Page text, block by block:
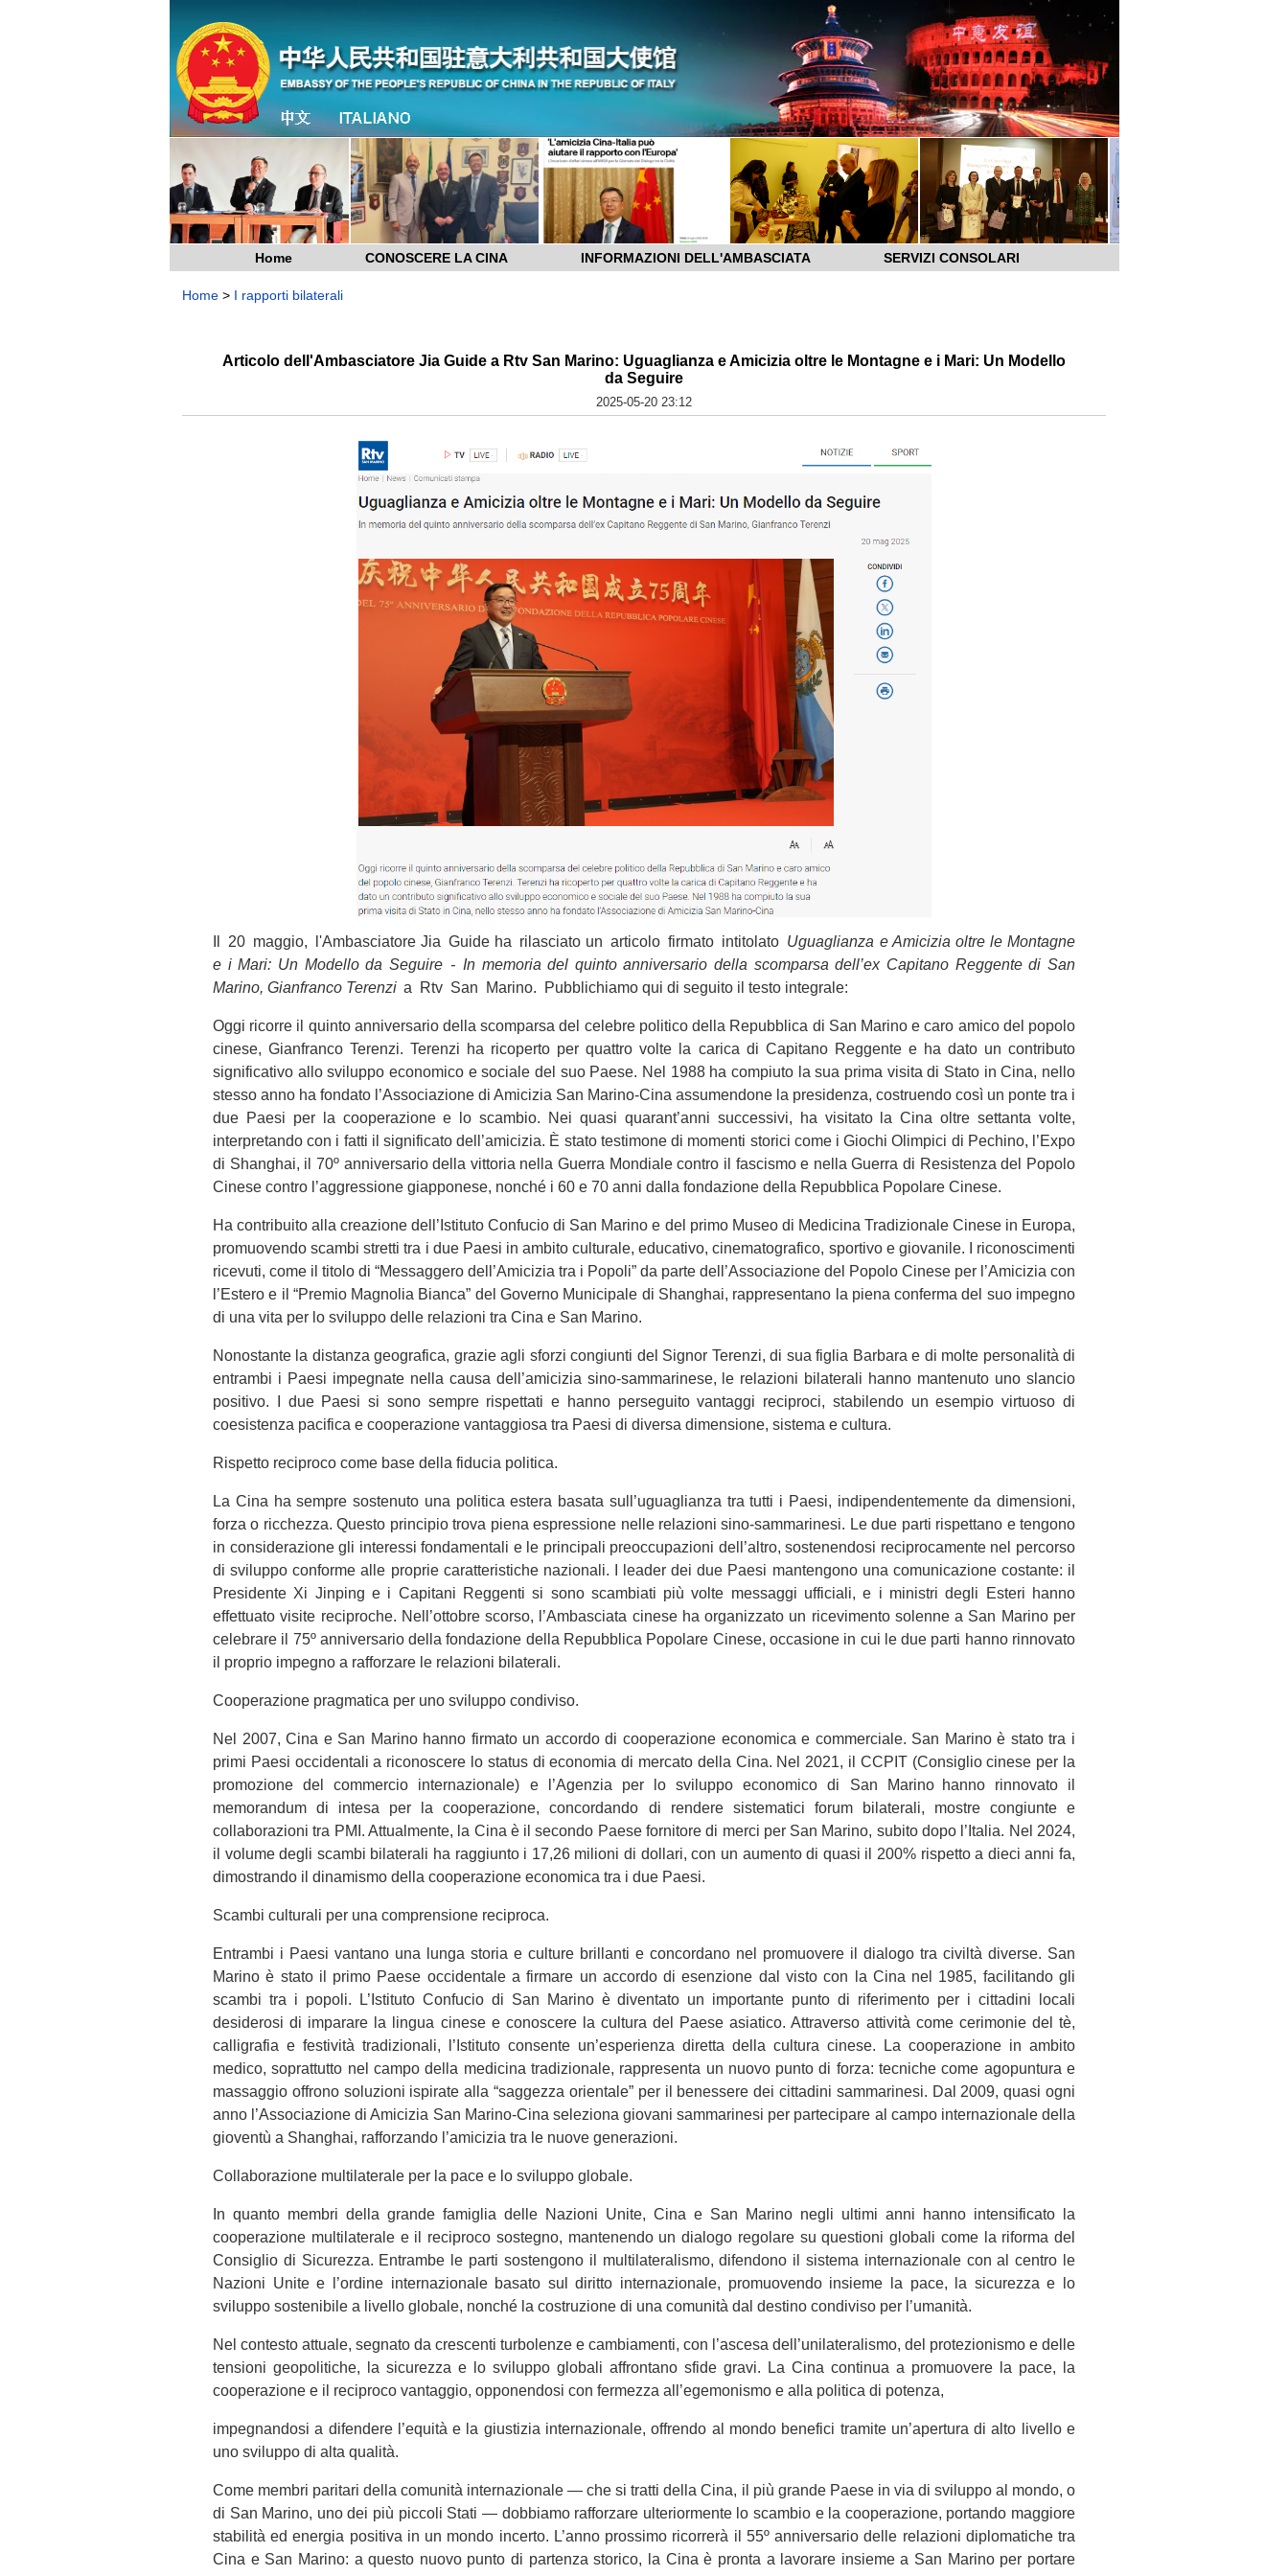
Home CONOSCERE LA CINA INFORMAZIONI DELL'AMBASCIATA SERVIZI CONSOLARI
Home > I rapporti bilaterali
Articolo dell'Ambasciatore Jia Guide a Rtv San Marino: Uguaglianza e Amicizia oltre le Montagne e i Mari: Un Modello
da Seguire
2025-05-20 23:12
Il 20 maggio, l'Ambasciatore Jia Guide ha rilasciato un articolo firmato intitolato Uguaglianza e Amicizia oltre le Montagne
e i Mari: Un Modello da Seguire - In memoria del quinto anniversario della scomparsa dell’ex Capitano Reggente di San
Marino, Gianfranco Terenzi a Rtv San Marino. Pubblichiamo qui di seguito il testo integrale:
Oggi ricorre il quinto anniversario della scomparsa del celebre politico della Repubblica di San Marino e caro amico del popolo
cinese, Gianfranco Terenzi. Terenzi ha ricoperto per quattro volte la carica di Capitano Reggente e ha dato un contributo
significativo allo sviluppo economico e sociale del suo Paese. Nel 1988 ha compiuto la sua prima visita di Stato in Cina, nello
stesso anno ha fondato l’Associazione di Amicizia San Marino-Cina assumendone la presidenza, costruendo così un ponte tra i
due Paesi per la cooperazione e lo scambio. Nei quasi quarant’anni successivi, ha visitato la Cina oltre settanta volte,
interpretando con i fatti il significato dell’amicizia. È stato testimone di momenti storici come i Giochi Olimpici di Pechino, l’Expo
di Shanghai, il 70º anniversario della vittoria nella Guerra Mondiale contro il fascismo e nella Guerra di Resistenza del Popolo
Cinese contro l’aggressione giapponese, nonché i 60 e 70 anni dalla fondazione della Repubblica Popolare Cinese.
Ha contribuito alla creazione dell’Istituto Confucio di San Marino e del primo Museo di Medicina Tradizionale Cinese in Europa,
promuovendo scambi stretti tra i due Paesi in ambito culturale, educativo, cinematografico, sportivo e giovanile. I riconoscimenti
ricevuti, come il titolo di “Messaggero dell’Amicizia tra i Popoli” da parte dell’Associazione del Popolo Cinese per l’Amicizia con
l’Estero e il “Premio Magnolia Bianca” del Governo Municipale di Shanghai, rappresentano la piena conferma del suo impegno
di una vita per lo sviluppo delle relazioni tra Cina e San Marino.
Nonostante la distanza geografica, grazie agli sforzi congiunti del Signor Terenzi, di sua figlia Barbara e di molte personalità di
entrambi i Paesi impegnate nella causa dell’amicizia sino-sammarinese, le relazioni bilaterali hanno mantenuto uno slancio
positivo. I due Paesi si sono sempre rispettati e hanno perseguito vantaggi reciproci, stabilendo un esempio virtuoso di
coesistenza pacifica e cooperazione vantaggiosa tra Paesi di diversa dimensione, sistema e cultura.
Rispetto reciproco come base della fiducia politica.
La Cina ha sempre sostenuto una politica estera basata sull’uguaglianza tra tutti i Paesi, indipendentemente da dimensioni,
forza o ricchezza. Questo principio trova piena espressione nelle relazioni sino-sammarinesi. Le due parti rispettano e tengono
in considerazione gli interessi fondamentali e le principali preoccupazioni dell’altro, sostenendosi reciprocamente nel percorso
di sviluppo conforme alle proprie caratteristiche nazionali. I leader dei due Paesi mantengono una comunicazione costante: il
Presidente Xi Jinping e i Capitani Reggenti si sono scambiati più volte messaggi ufficiali, e i ministri degli Esteri hanno
effettuato visite reciproche. Nell’ottobre scorso, l’Ambasciata cinese ha organizzato un ricevimento solenne a San Marino per
celebrare il 75º anniversario della fondazione della Repubblica Popolare Cinese, occasione in cui le due parti hanno rinnovato
il proprio impegno a rafforzare le relazioni bilaterali.
Cooperazione pragmatica per uno sviluppo condiviso.
Nel 2007, Cina e San Marino hanno firmato un accordo di cooperazione economica e commerciale. San Marino è stato tra i
primi Paesi occidentali a riconoscere lo status di economia di mercato della Cina. Nel 2021, il CCPIT (Consiglio cinese per la
promozione del commercio internazionale) e l’Agenzia per lo sviluppo economico di San Marino hanno rinnovato il
memorandum di intesa per la cooperazione, concordando di rendere sistematici forum bilaterali, mostre congiunte e
collaborazioni tra PMI. Attualmente, la Cina è il secondo Paese fornitore di merci per San Marino, subito dopo l’Italia. Nel 2024,
il volume degli scambi bilaterali ha raggiunto i 17,26 milioni di dollari, con un aumento di quasi il 200% rispetto a dieci anni fa,
dimostrando il dinamismo della cooperazione economica tra i due Paesi.
Scambi culturali per una comprensione reciproca.
Entrambi i Paesi vantano una lunga storia e culture brillanti e concordano nel promuovere il dialogo tra civiltà diverse. San
Marino è stato il primo Paese occidentale a firmare un accordo di esenzione dal visto con la Cina nel 1985, facilitando gli
scambi tra i popoli. L’Istituto Confucio di San Marino è diventato un importante punto di riferimento per i cittadini locali
desiderosi di imparare la lingua cinese e conoscere la cultura del Paese asiatico. Attraverso attività come cerimonie del tè,
calligrafia e festività tradizionali, l’Istituto consente un’esperienza diretta della cultura cinese. La cooperazione in ambito
medico, soprattutto nel campo della medicina tradizionale, rappresenta un nuovo punto di forza: tecniche come agopuntura e
massaggio offrono soluzioni ispirate alla “saggezza orientale” per il benessere dei cittadini sammarinesi. Dal 2009, quasi ogni
anno l’Associazione di Amicizia San Marino-Cina seleziona giovani sammarinesi per partecipare al campo internazionale della
gioventù a Shanghai, rafforzando l’amicizia tra le nuove generazioni.
Collaborazione multilaterale per la pace e lo sviluppo globale.
In quanto membri della grande famiglia delle Nazioni Unite, Cina e San Marino negli ultimi anni hanno intensificato la
cooperazione multilaterale e il reciproco sostegno, mantenendo un dialogo regolare su questioni globali come la riforma del
Consiglio di Sicurezza. Entrambe le parti sostengono il multilateralismo, difendono il sistema internazionale con al centro le
Nazioni Unite e l’ordine internazionale basato sul diritto internazionale, promuovendo insieme la pace, la sicurezza e lo
sviluppo sostenibile a livello globale, nonché la costruzione di una comunità dal destino condiviso per l’umanità.
Nel contesto attuale, segnato da crescenti turbolenze e cambiamenti, con l’ascesa dell’unilateralismo, del protezionismo e delle
tensioni geopolitiche, la sicurezza e lo sviluppo globali affrontano sfide gravi. La Cina continua a promuovere la pace, la
cooperazione e il reciproco vantaggio, opponendosi con fermezza all’egemonismo e alla politica di potenza,
impegnandosi a difendere l’equità e la giustizia internazionale, offrendo al mondo benefici tramite un’apertura di alto livello e
uno sviluppo di alta qualità.
Come membri paritari della comunità internazionale — che si tratti della Cina, il più grande Paese in via di sviluppo al mondo, o
di San Marino, uno dei più piccoli Stati — dobbiamo rafforzare ulteriormente lo scambio e la cooperazione, portando maggiore
stabilità ed energia positiva in un mondo incerto. L’anno prossimo ricorrerà il 55º anniversario delle relazioni diplomatiche tra
Cina e San Marino: a questo nuovo punto di partenza storico, la Cina è pronta a lavorare insieme a San Marino per portare